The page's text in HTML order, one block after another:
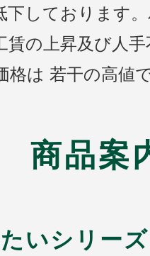
下しております
賃の上昇及び人
格は 若干の高値
商品案
たいシリー